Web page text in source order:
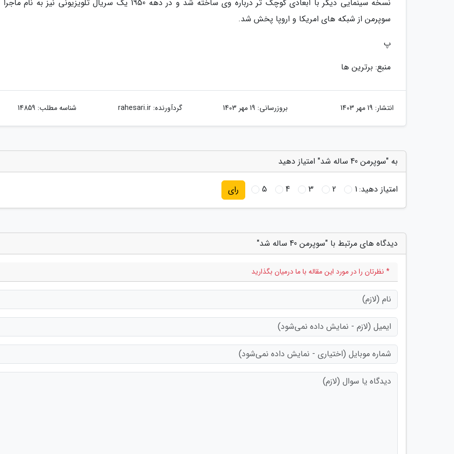
نسخه سینمایی دیگر با ابعادی کوچک تر درباره وی ساخته شد و در دهه 1950 یک سریال تلویزیونی نیز به
سوپرمن از شبکه های امریکا و اروپا پخش شد.
پ
منبع: برترین ها
انتشار: 19 مهر 1403 بروزرسانی: 19 مهر 1403 گردآورنده:rahesari.ir شناسه مطلب: 14859
به "سوپرمن 40 ساله شد" امتیاز دهید
امتیاز دهید:1
2
3
4
5 رای
دیدگاه های مرتبط با "سوپرمن 40 ساله شد"
* نظرتان را در مورد این مقاله با ما درمیان بگذارید